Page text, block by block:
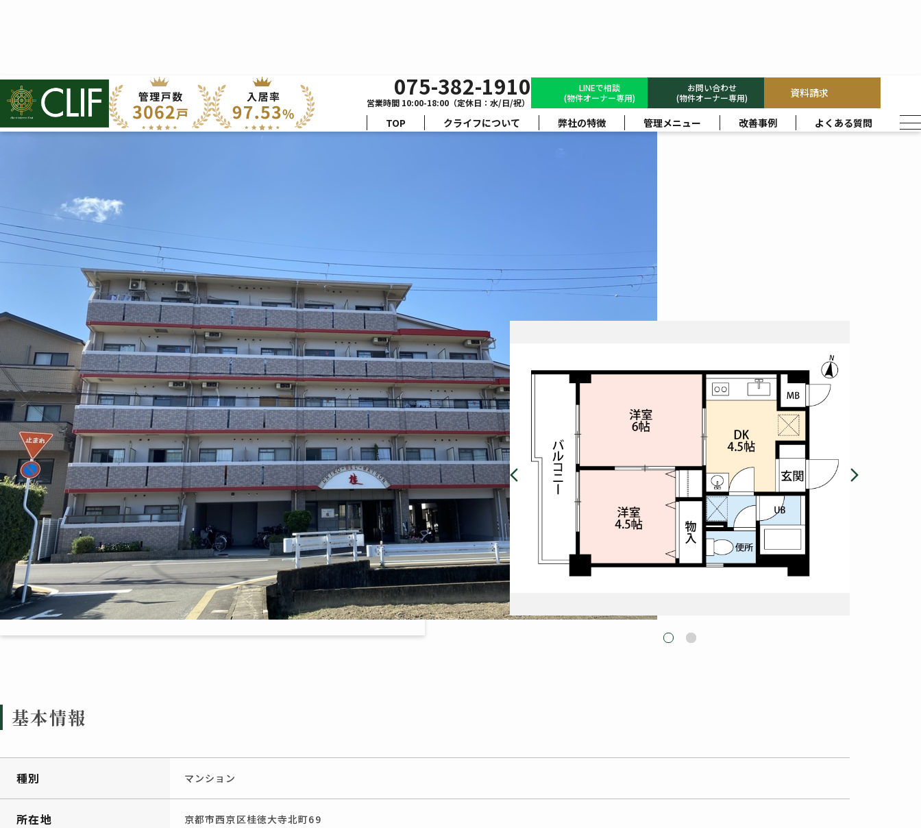
075-382-1910
営業時間 10:00-18:00（定休日：水/日/祝）
LINEで相談
(物件オーナー専用)
お問い合わせ
(物件オーナー専用)
資料請求
TOP クライフについて 弊社の特徴 管理メニュー 改善事例 よくある質問
チコーベルメゾン桂
チコーベルメゾン桂
間取り
基本情報
種別 マンション
所在地 京都市西京区桂徳大寺北町69